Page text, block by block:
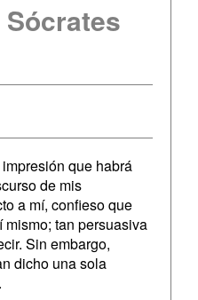
que habrá
de mis
a mí, confieso que
tan persuasiva
Sin embargo,
dicho una sola